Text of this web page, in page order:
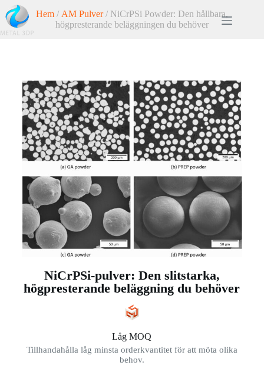
Hem/ AM Pulver/ NiCrPSi Powder: Den hållbara,
högpresterande beläggningen du behöver
NiCrPSi-pulver: Den slitstarka,
högpresterande beläggning du behöver
Låg MOQ
Tillhandahålla låg minsta orderkvantitet för att möta olika
behov.